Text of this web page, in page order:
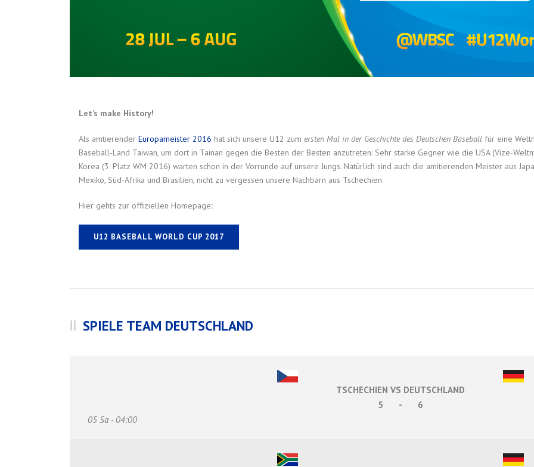
Let’s make History!
Als amtierender Europameister 2016 hat sich unsere U12 zum ersten Mal in der Geschichte des Deutschen Baseball für eine
Baseball-Land Taiwan, um dort in Tainan gegen die Besten der Besten anzutreten: Sehr starke Gegner wie die USA (Vize-
Korea (3. Platz WM 2016) warten schon in der Vorrunde auf unsere Jungs. Natürlich sind auch die amitierenden Meister aus
Mexiko, Süd-Afrika und Brasilien, nicht zu vergessen unsere Nachbarn aus Tschechien.
Hier gehts zur offiziellen Homepage:
U12 BASEBALL WORLD CUP 2017
SPIELE TEAM DEUTSCHLAND
TSCHECHIEN VS DEUTSCHLAND
5
-
6
05 Sa - 04:00